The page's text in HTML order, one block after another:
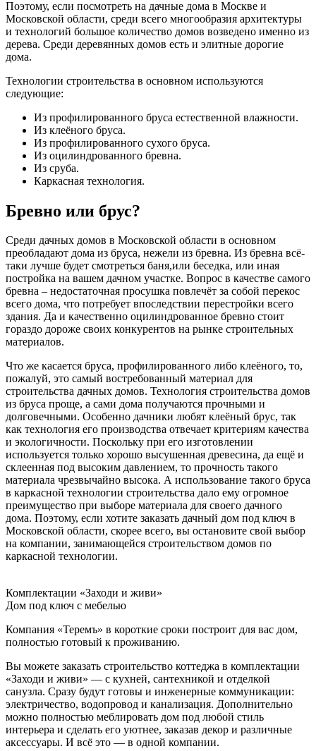
Поэтому, если посмотреть на дачные дома в Москве и
Московской области, среди всего многообразия архитектуры
и технологий большое количество домов возведено именно из
дерева. Среди деревянных домов есть и элитные дорогие
дома.
Технологии строительства в основном используются
следующие:
Из профилированного бруса естественной влажности.
Из клеёного бруса.
Из профилированного сухого бруса.
Из оцилиндрованного бревна.
Из сруба.
Каркасная технология.
Бревно или брус?
Среди дачных домов в Московской области в основном
преобладают дома из бруса, нежели из бревна. Из бревна всё-
таки лучше будет смотреться баня,или беседка, или иная
постройка на вашем дачном участке. Вопрос в качестве самого
бревна ‒ недостаточная просушка повлечёт за собой перекос
всего дома, что потребует впоследствии перестройки всего
здания. Да и качественно оцилиндрованное бревно стоит
гораздо дороже своих конкурентов на рынке строительных
материалов.
Что же касается бруса, профилированного либо клеёного, то,
пожалуй, это самый востребованный материал для
строительства дачных домов. Технология строительства домов
из бруса проще, а сами дома получаются прочными и
долговечными. Особенно дачники любят клеёный брус, так
как технология его производства отвечает критериям качества
и экологичности. Поскольку при его изготовлении
используется только хорошо высушенная древесина, да ещё и
склеенная под высоким давлением, то прочность такого
материала чрезвычайно высока. А использование такого бруса
в каркасной технологии строительства дало ему огромное
преимущество при выборе материала для своего дачного
дома. Поэтому, если хотите заказать дачный дом под ключ в
Московской области, скорее всего, вы остановите свой выбор
на компании, занимающейся строительством домов по
каркасной технологии.
Комплектации «Заходи и живи»
Дом под ключ с мебелью
Компания «Теремъ» в короткие сроки построит для вас дом,
полностью готовый к проживанию.
Вы можете заказать строительство коттеджа в комплектации
«Заходи и живи» — с кухней, сантехникой и отделкой
санузла. Сразу будут готовы и инженерные коммуникации:
электричество, водопровод и канализация. Дополнительно
можно полностью меблировать дом под любой стиль
интерьера и сделать его уютнее, заказав декор и различные
аксессуары. И всё это — в одной компании.